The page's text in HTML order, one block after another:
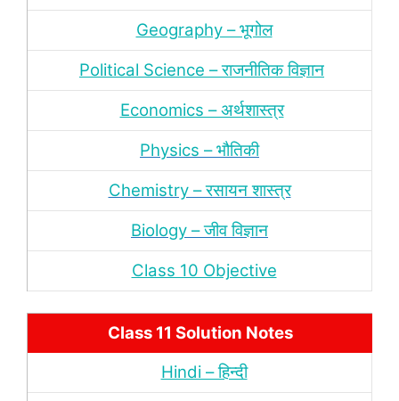
Geography – भूगोल
Political Science – राजनीतिक विज्ञान
Economics – अर्थशास्‍त्र
Physics – भौतिकी
Chemistry – रसायन शास्‍त्र
Biology – जीव विज्ञान
Class 10 Objective
Class 11 Solution Notes
Hindi – हिन्‍दी